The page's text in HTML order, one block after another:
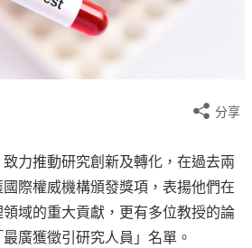
分享
力推動研究創新及轉化，在過去兩
際權威機構頒發獎項，表揚他們在
域的重大貢獻，更有多位教授的論
廣獲徵引研究人員」名單。